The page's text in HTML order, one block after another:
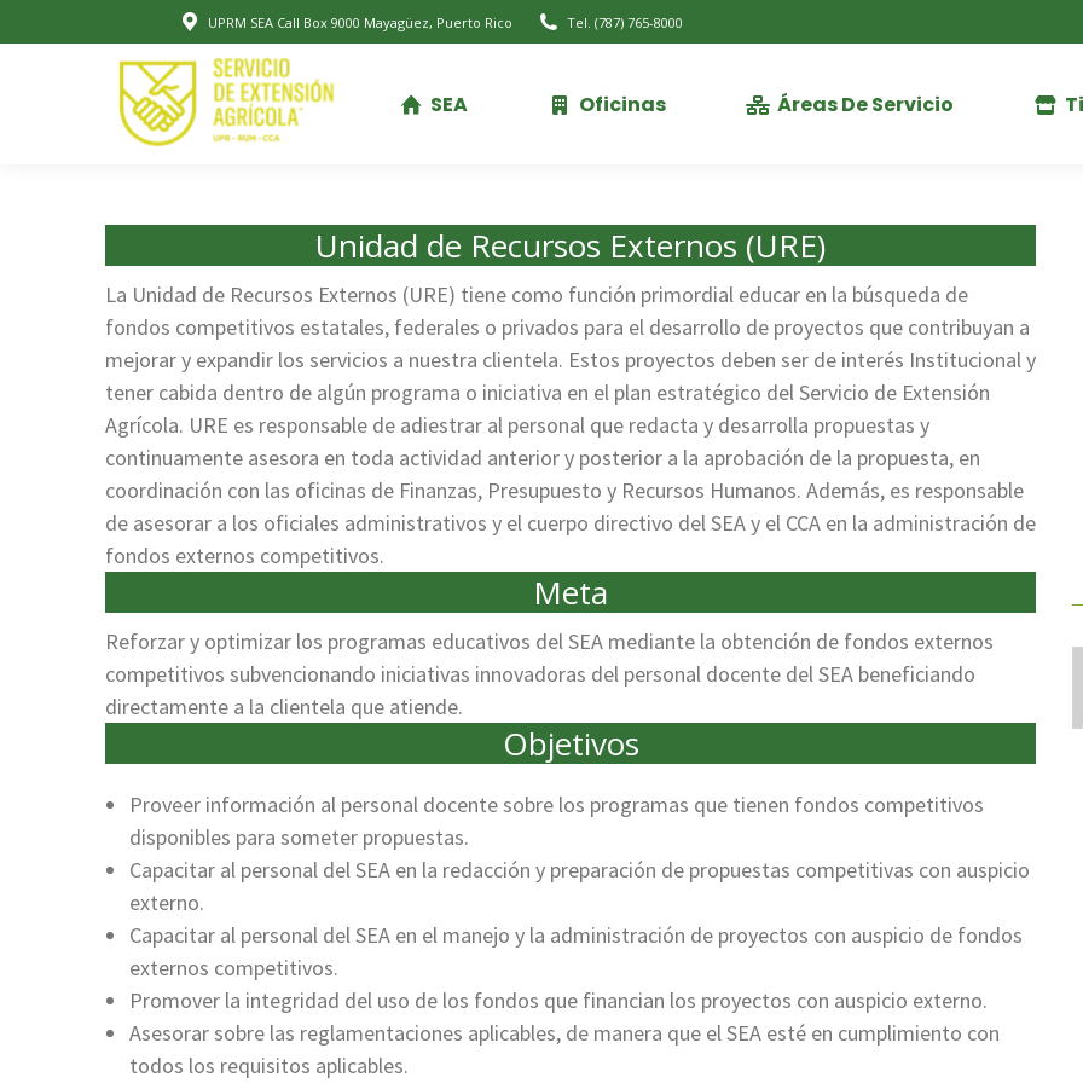
UPRM SEA Call Box 9000 Mayagüez, Puerto Rico Tel. (787) 765-8000
SEA Oficinas Áreas De Servicio
Unidad de Recursos Externos (URE)
La Unidad de Recursos Externos (URE) tiene como función primordial educar en la búsqueda de
fondos competitivos estatales, federales o privados para el desarrollo de proyectos que contribuyan a
mejorar y expandir los servicios a nuestra clientela. Estos proyectos deben ser de interés Institucional y
tener cabida dentro de algún programa o iniciativa en el plan estratégico del Servicio de Extensión
Agrícola. URE es responsable de adiestrar al personal que redacta y desarrolla propuestas y
continuamente asesora en toda actividad anterior y posterior a la aprobación de la propuesta, en
coordinación con las oficinas de Finanzas, Presupuesto y Recursos Humanos. Además, es responsable
de asesorar a los oficiales administrativos y el cuerpo directivo del SEA y el CCA en la administración de
fondos externos competitivos.
Meta
Reforzar y optimizar los programas educativos del SEA mediante la obtención de fondos externos
competitivos subvencionando iniciativas innovadoras del personal docente del SEA beneficiando
directamente a la clientela que atiende.
Objetivos
Proveer información al personal docente sobre los programas que tienen fondos competitivos
disponibles para someter propuestas.
Capacitar al personal del SEA en la redacción y preparación de propuestas competitivas con auspicio
externo.
Capacitar al personal del SEA en el manejo y la administración de proyectos con auspicio de fondos
externos competitivos.
Promover la integridad del uso de los fondos que financian los proyectos con auspicio externo.
Asesorar sobre las reglamentaciones aplicables, de manera que el SEA esté en cumplimiento con
todos los requisitos aplicables.
SEA Oficinas Áreas De Servicio